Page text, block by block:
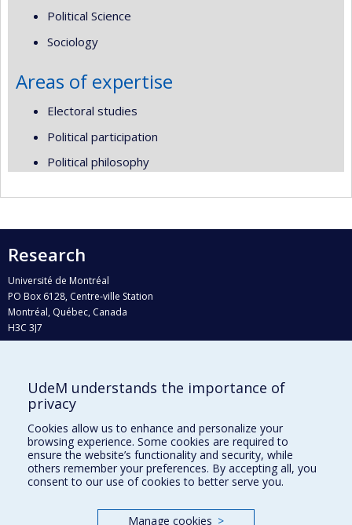
Political Science
Sociology
Areas of expertise
Electoral studies
Political participation
Political philosophy
Research
Université de Montréal
PO Box 6128, Centre-ville Station
Montréal, Québec, Canada
H3C 3J7
Who does what?
Find us
Site map
Accessibility
UdeM understands the importance of
privacy
Cookies allow us to enhance and personalize your
browsing experience. Some cookies are required to
ensure the website’s functionality and security, while
others remember your preferences. By accepting all, you
consent to our use of cookies to better serve you.
Manage cookies >